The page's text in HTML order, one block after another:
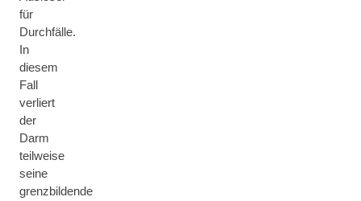
für
Durchfälle.
In
diesem
Fall
verliert
der
Darm
teilweise
seine
grenzbildende